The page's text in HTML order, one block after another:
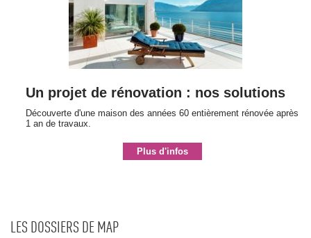
Un projet de rénovation : nos solutions
Découverte d'une maison des années 60 entièrement rénovée après
1 an de travaux.
Plus d'infos
LES DOSSIERS DE MAP